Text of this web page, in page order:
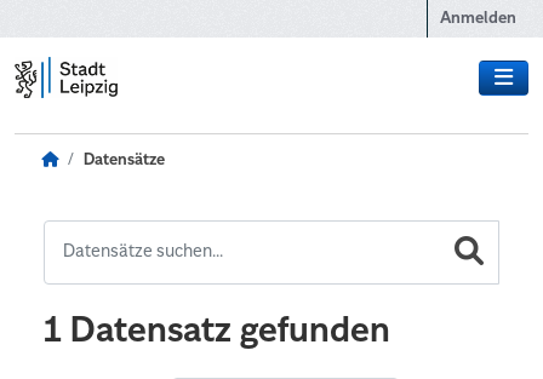
Anmelden
Datensätze
1 Datensatz gefunden